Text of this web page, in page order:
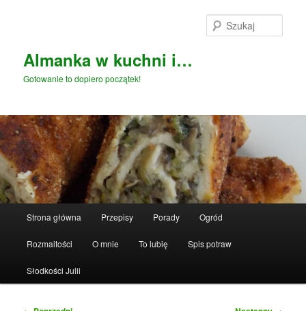
Almanka w kuchni i…
Gotowanie to dopiero początek!
Strona główna Przepisy Porady Ogród
Rozmaitości O mnie To lubię Spis potraw
Słodkości Julii